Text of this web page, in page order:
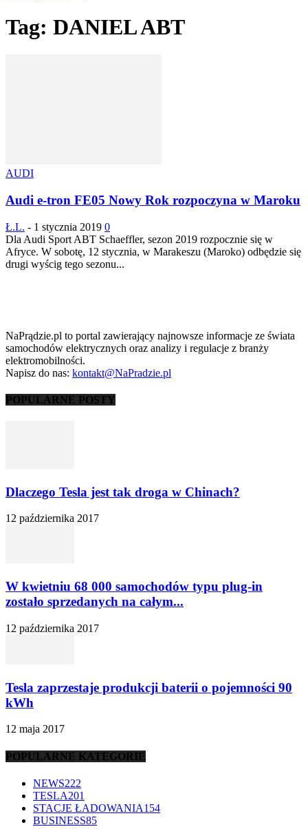
Tag: DANIEL ABT
AUDI
Audi e-tron FE05 Nowy Rok rozpoczyna w Maroku
Ł.L. - 1 stycznia 2019 0
Dla Audi Sport ABT Schaeffler, sezon 2019 rozpocznie się w
Afryce. W sobotę, 12 stycznia, w Marakeszu (Maroko) odbędzie się
drugi wyścig tego sezonu...
NaPrądzie.pl to portal zawierający najnowsze informacje ze świata
samochodów elektrycznych oraz analizy i regulacje z branży
elektromobilności.
Napisz do nas: kontakt@NaPradzie.pl
POPULARNE POSTY
Dlaczego Tesla jest tak droga w Chinach?
12 października 2017
W kwietniu 68 000 samochodów typu plug-in
zostało sprzedanych na całym...
12 października 2017
Tesla zaprzestaje produkcji baterii o pojemności 90
kWh
12 maja 2017
POPULARNE KATEGORIE
NEWS222
TESLA201
STACJE ŁADOWANIA154
BUSINESS85